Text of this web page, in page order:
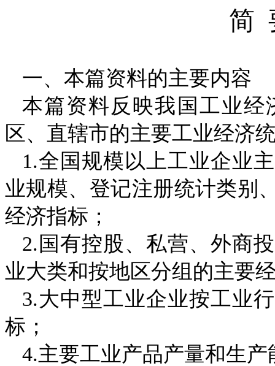
简
一、本篇资料的主要内容
本篇资料反映我国工业经
区、直辖市的主要工业经济
1.全国规模以上工业企业
业规模、登记注册统计类别
经济指标；
2. 国有控股、私营、外商
业大类和按地区分组的主要
3.大中型工业企业按工业
标；
4.主要工业产品产量和生产